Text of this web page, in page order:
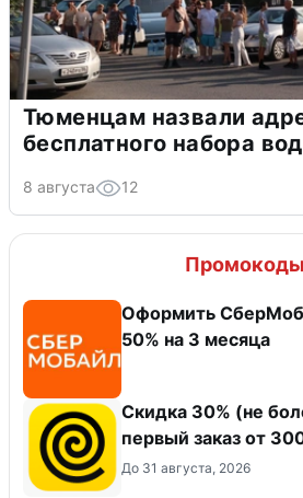
Тюменцам назвали
бесплатного набора
8 августа 12
Промокоды
Оформить
50% на 3 месяца
Скидка 30% (не
первый заказ от
До 31 августа, 2026